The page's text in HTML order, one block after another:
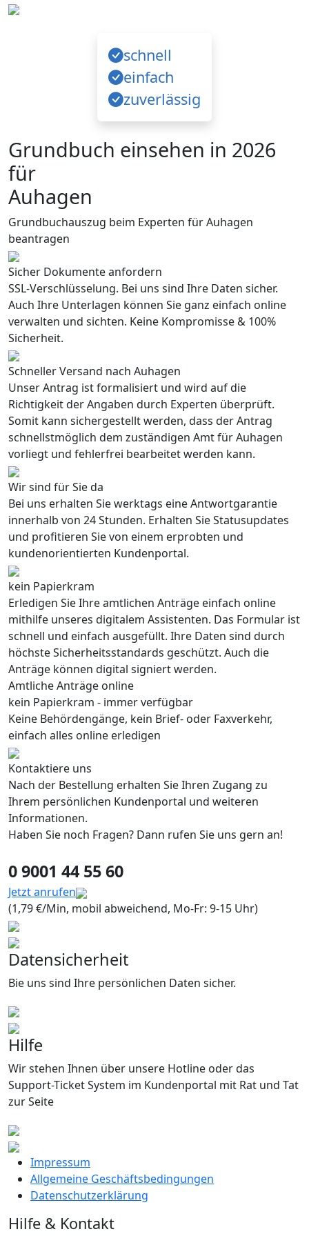
schnell
einfach
zuverlässig
Grundbuch einsehen in 2026
für
Auhagen
Grundbuchauszug beim Experten für Auhagen
beantragen
Sicher Dokumente anfordern
SSL-Verschlüsselung. Bei uns sind Ihre Daten sicher.
Auch Ihre Unterlagen können Sie ganz einfach online
verwalten und sichten. Keine Kompromisse & 100%
Sicherheit.
Schneller Versand nach Auhagen
Unser Antrag ist formalisiert und wird auf die
Richtigkeit der Angaben durch Experten überprüft.
Somit kann sichergestellt werden, dass der Antrag
schnellstmöglich dem zuständigen Amt für Auhagen
vorliegt und fehlerfrei bearbeitet werden kann.
Wir sind für Sie da
Bei uns erhalten Sie werktags eine Antwortgarantie
innerhalb von 24 Stunden. Erhalten Sie Statusupdates
und profitieren Sie von einem erprobten und
kundenorientierten Kundenportal.
kein Papierkram
Erledigen Sie Ihre amtlichen Anträge einfach online
mithilfe unseres digitalem Assistenten. Das Formular ist
schnell und einfach ausgefüllt. Ihre Daten sind durch
höchste Sicherheitsstandards geschützt. Auch die
Anträge können digital signiert werden.
Amtliche Anträge online
kein Papierkram - immer verfügbar
Keine Behördengänge, kein Brief- oder Faxverkehr,
einfach alles online erledigen
Kontaktiere uns
Nach der Bestellung erhalten Sie Ihren Zugang zu
Ihrem persönlichen Kundenportal und weiteren
Informationen.
Haben Sie noch Fragen? Dann rufen Sie uns gern an!
0 9001 44 55 60
Jetzt anrufen
(1,79 €/Min, mobil abweichend, Mo-Fr: 9-15 Uhr)
Datensicherheit
Bie uns sind Ihre persönlichen Daten sicher.
Hilfe
Wir stehen Ihnen über unsere Hotline oder das
Support-Ticket System im Kundenportal mit Rat und Tat
zur Seite
Impressum
Allgemeine Geschäftsbedingungen
Datenschutzerklärung
Hilfe & Kontakt